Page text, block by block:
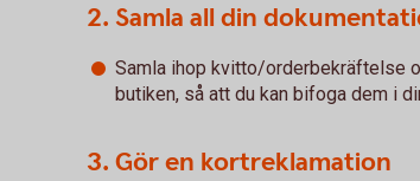
2. Samla all din
Samla ihop kvitto/orderbekräftelse
butiken, så att du kan bifoga dem i
3. Gör en kortreklamation